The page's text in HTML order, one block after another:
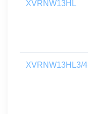
XVRNW13HL
XVRNW13HL3/4